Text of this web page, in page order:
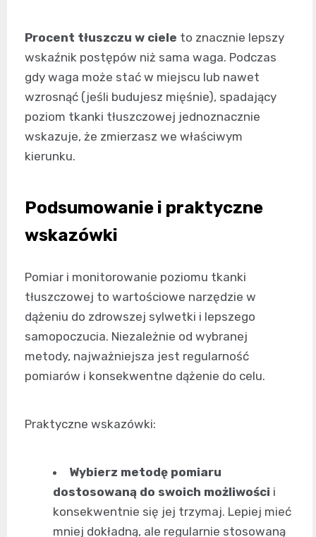
Procent tłuszczu w ciele to znacznie lepszy
wskaźnik postępów niż sama waga. Podczas
gdy waga może stać w miejscu lub nawet
wzrosnąć (jeśli budujesz mięśnie), spadający
poziom tkanki tłuszczowej jednoznacznie
wskazuje, że zmierzasz we właściwym
kierunku.
Podsumowanie i praktyczne
wskazówki
Pomiar i monitorowanie poziomu tkanki
tłuszczowej to wartościowe narzędzie w
dążeniu do zdrowszej sylwetki i lepszego
samopoczucia. Niezależnie od wybranej
metody, najważniejsza jest regularność
pomiarów i konsekwentne dążenie do celu.
Praktyczne wskazówki:
Wybierz metodę pomiaru
dostosowaną do swoich możliwości i
konsekwentnie się jej trzymaj. Lepiej mieć
mniej dokładną, ale regularnie stosowaną